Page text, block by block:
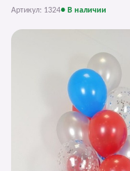
Артикул: 1324● В наличии